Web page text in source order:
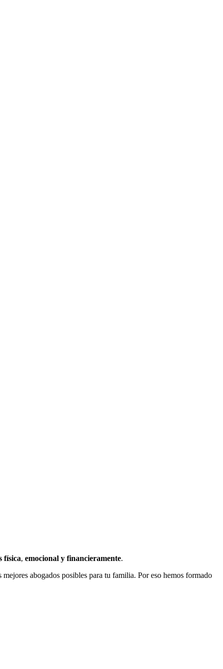
física, emocional y financieramente.
abogados posibles para tu familia. Por eso hemos formado